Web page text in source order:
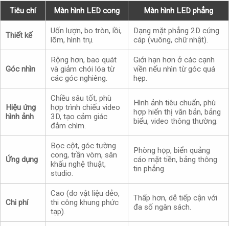
Tiêu chí Màn hình LED cong Màn hình LED phẳng
Thiết kế
Uốn lượn, bo tròn, lồi,
lõm, hình trụ.
Dạng mặt phẳng 2D cứng
cáp (vuông, chữ nhật).
Góc nhìn
Rộng hơn, bao quát
và giảm chói lóa từ
các góc nghiêng.
Giới hạn hơn ở các cạnh
viền nếu nhìn từ góc quá
hẹp.
Hiệu ứng
hình ảnh
Chiều sâu tốt, phù
hợp trình chiếu video
3D, tạo cảm giác
đắm chìm.
Hình ảnh tiêu chuẩn, phù
hợp hiển thị văn bản, bảng
biểu, video thông thường.
Ứng dụng
Bọc cột, góc tường
cong, trần vòm, sân
khấu nghệ thuật,
studio.
Phòng họp, biển quảng
cáo mặt tiền, bảng thông
tin phẳng.
Chi phí
Cao (do vật liệu dẻo,
thi công khung phức
tạp).
Thấp hơn, dễ tiếp cận với
đa số ngân sách.